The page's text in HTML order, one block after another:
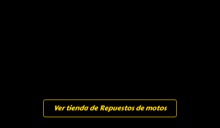
Ver tienda de Repuestos de motos